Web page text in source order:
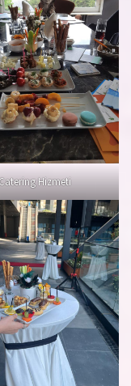
Hizmeti